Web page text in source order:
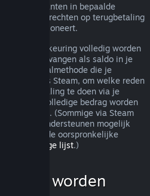
Klanten in bepaalde
rechten op terugbetaling
functioneert.
na goedkeuring volledig worden
ontvangen als saldo in je
betaalmethode die je
te doen. Als Steam, om welke reden
terugbetaling te doen via je
zal het volledige bedrag worden
(Sommige via Steam
in je land ondersteunen mogelijk
via de oorspronkelijke
een volledige lijst.)
worden